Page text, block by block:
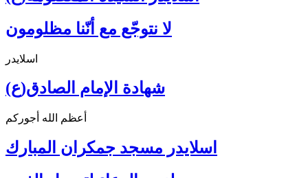
لا نتوجّع مع أنّنا مظلومون
اسلايدر
شهادة الإمام الصادق(ع)
أعظم الله أجوركم
اسلايدر مسجد جمكران المبارك